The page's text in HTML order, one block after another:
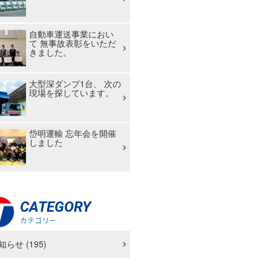
自動車運送事業におい
て 無事故表彰をいただ
きました。
大型深ダンプ1台、 次の
現場を探しています。
岱明運輸 忘年会を開催
しました
CATEGORY
カテゴリー
らせ (195)